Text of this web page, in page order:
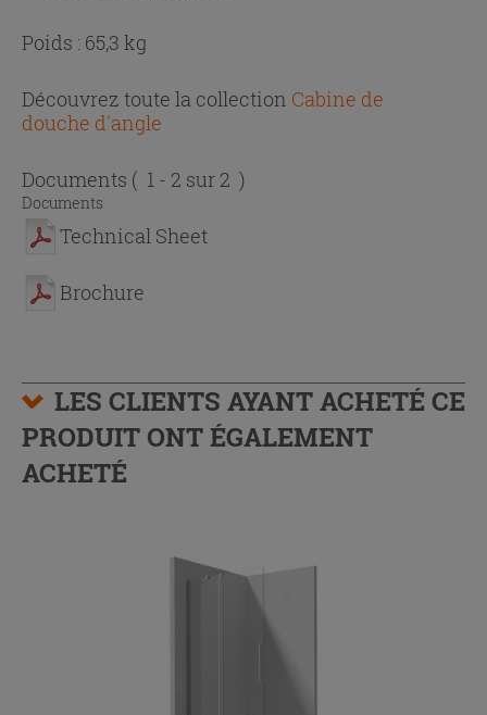
Poids : 65,3 kg
Découvrez toute la collection Cabine de
douche d'angle
Documents ( 1 - 2 sur 2 )
Documents
Technical Sheet
Brochure
LES CLIENTS AYANT ACHETÉ CE
PRODUIT ONT ÉGALEMENT
ACHETÉ